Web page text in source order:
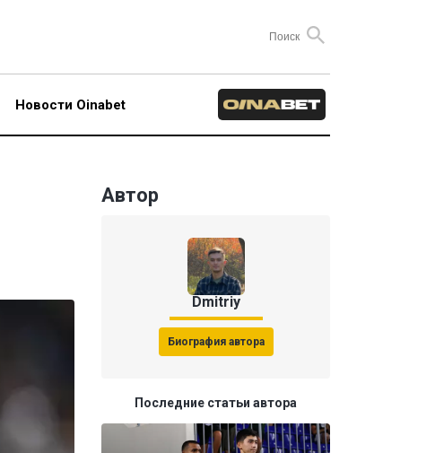
Новости Oinabet
Автор
Dmitriy
Биография автора
Последние статьи автора